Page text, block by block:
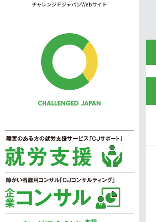
チャレンジドジャパンWebサイト